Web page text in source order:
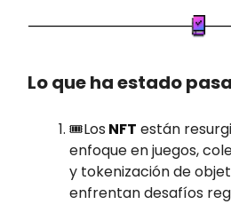
Lo que ha estado
🎟️Los NFT están
enfoque en juegos,
y tokenización de
enfrentan desafíos